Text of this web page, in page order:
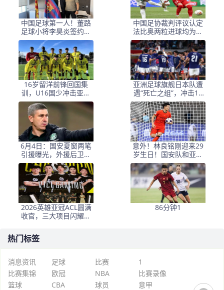
中国足球第一人！董路
足球小将李昊炎签约巴
萨拉玛西亚青训
中国足协裁判评议认定
法比奥两粒进球均为好
球
16岁留洋前锋回国集
训，U16国少冲击亚洲
冠军，上次残阵三连胜
亚洲足球旗舰日本队遭
遇“死亡之组”，冲击16
强或需付出沉重代价
6月4日：国安夏窗两笔
引援曝光，外援后卫只
给踢亚冠，砸钱签回铜
梁龙主力
意外！林良铭刚迎来29
岁生日！国安队和亚冠
官方就给他送出大礼
2026英雄亚冠ACL圆满
收官，三大项目闪耀亚
86分钟1
热门标签
消息资讯 足球 比赛
1
比赛集锦
欧冠 NBA
比赛录像
篮球
CBA 球员 意甲